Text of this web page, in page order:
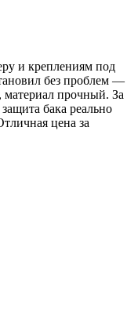
и креплениям под
без проблем —
прочный. За
бака реально
цена за